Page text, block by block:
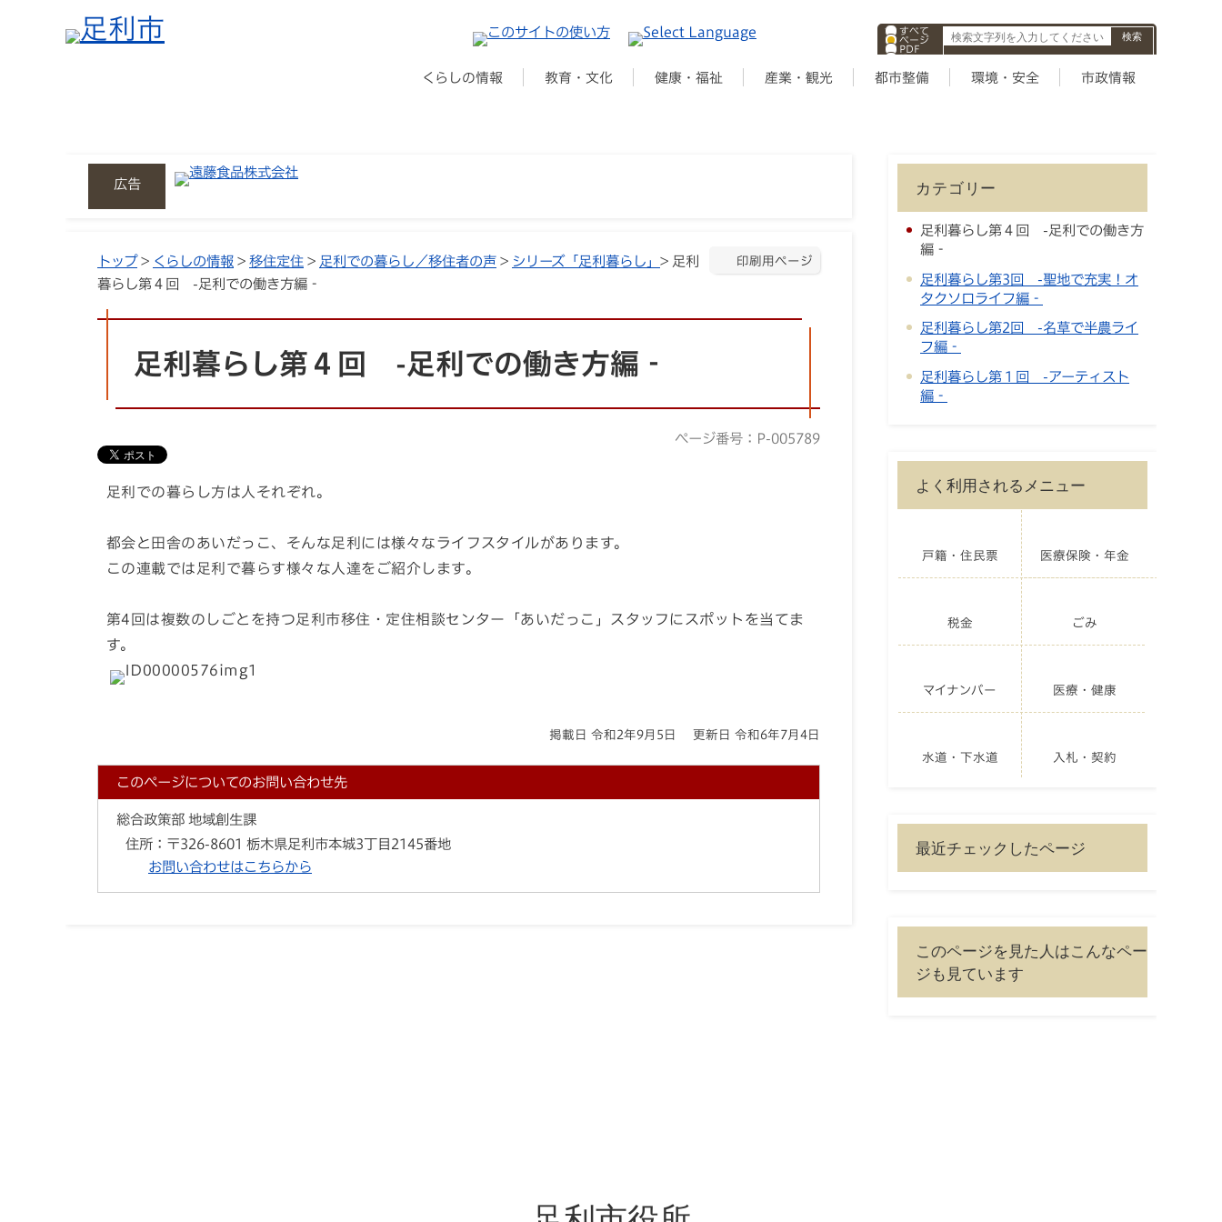
すべて
ページ
PDF
ID
くらしの情報 教育・文化 健康・福祉 産業・観光 都市整備 環境・安全 市政情報
広告
印刷用ページ
トップ> くらしの情報 > 移住定住 > 足利での暮らし／移住者の声 > シリーズ「足利暮らし」 > 足利
暮らし第４回 -足利での働き方編‐
足利暮らし第４回 -足利での働き方編‐
ページ番号：P-005789
足利での暮らし方は人それぞれ。
都会と田舎のあいだっこ、そんな足利には様々なライフスタイルがあります。
この連載では足利で暮らす様々な人達をご紹介します。
第4回は複数のしごとを持つ足利市移住・定住相談センター「あいだっこ」スタッフにスポットを当てま
す。
掲載日 令和2年9月5日 更新日 令和6年7月4日
このページについてのお問い合わせ先
総合政策部 地域創生課
住所： 〒326-8601 栃木県足利市本城3丁目2145番地
お問い合わせはこちらから
カテゴリー
足利暮らし第４回 -足利での働き方
編‐
足利暮らし第3回 -聖地で充実！オ
タクソロライフ編‐
足利暮らし第2回 -名草で半農ライ
フ編‐
足利暮らし第１回 -アーティスト
編‐
よく利用されるメニュー
戸籍・住民票 医療保険・年金
税金 ごみ
マイナンバー 医療・健康
水道・下水道 入札・契約
最近チェックしたページ
このページを見た人はこんなペー
ジも見ています